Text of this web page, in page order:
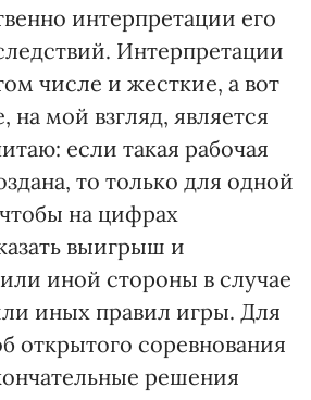
интерпретации его
Интерпретации
числе и жесткие, а вот
на мой взгляд, является
если такая рабочая
то только для одной
на цифрах
выигрыш и
иной стороны в случае
иных правил игры. Для
открытого соревнования
решения